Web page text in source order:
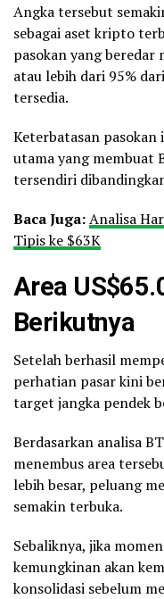
Angka tersebut
sebagai aset kripto
pasokan yang beredar
atau lebih dari 95%
tersedia.
Keterbatasan
utama yang membuat
tersendiri
Baca Juga:Analisa
Tipis ke $63K
Area
Berikutnya
Setelah berhasil
perhatian pasar kini
target jangka pendek
Berdasarkan analisa
menembus area
lebih besar, peluang
semakin terbuka.
Sebaliknya, jika
kemungkinan akan
konsolidasi sebelum